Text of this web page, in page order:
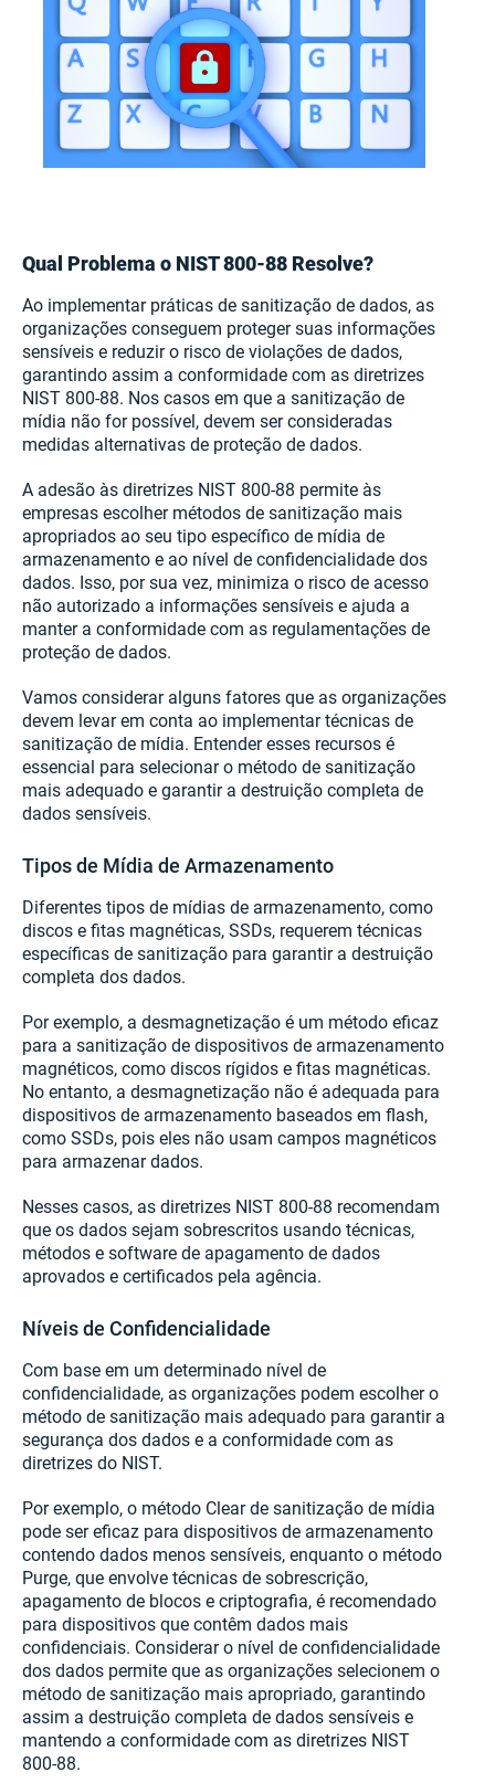
Qual Problema o NIST 800-88 Resolve?
Ao implementar práticas de sanitização de dados, as
organizações conseguem proteger suas informações
sensíveis e reduzir o risco de violações de dados,
garantindo assim a conformidade com as diretrizes
NIST 800-88. Nos casos em que a sanitização de
mídia não for possível, devem ser consideradas
medidas alternativas de proteção de dados.
A adesão às diretrizes NIST 800-88 permite às
empresas escolher métodos de sanitização mais
apropriados ao seu tipo específico de mídia de
armazenamento e ao nível de confidencialidade dos
dados. Isso, por sua vez, minimiza o risco de acesso
não autorizado a informações sensíveis e ajuda a
manter a conformidade com as regulamentações de
proteção de dados.
Vamos considerar alguns fatores que as organizações
devem levar em conta ao implementar técnicas de
sanitização de mídia. Entender esses recursos é
essencial para selecionar o método de sanitização
mais adequado e garantir a destruição completa de
dados sensíveis.
Tipos de Mídia de Armazenamento
Diferentes tipos de mídias de armazenamento, como
discos e fitas magnéticas, SSDs, requerem técnicas
específicas de sanitização para garantir a destruição
completa dos dados.
Por exemplo, a desmagnetização é um método eficaz
para a sanitização de dispositivos de armazenamento
magnéticos, como discos rígidos e fitas magnéticas.
No entanto, a desmagnetização não é adequada para
dispositivos de armazenamento baseados em flash,
como SSDs, pois eles não usam campos magnéticos
para armazenar dados.
Nesses casos, as diretrizes NIST 800-88 recomendam
que os dados sejam sobrescritos usando técnicas,
métodos e software de apagamento de dados
aprovados e certificados pela agência.
Níveis de Confidencialidade
Com base em um determinado nível de
confidencialidade, as organizações podem escolher o
método de sanitização mais adequado para garantir a
segurança dos dados e a conformidade com as
diretrizes do NIST.
Por exemplo, o método Clear de sanitização de mídia
pode ser eficaz para dispositivos de armazenamento
contendo dados menos sensíveis, enquanto o método
Purge, que envolve técnicas de sobrescrição,
apagamento de blocos e criptografia, é recomendado
para dispositivos que contêm dados mais
confidenciais. Considerar o nível de confidencialidade
dos dados permite que as organizações selecionem o
método de sanitização mais apropriado, garantindo
assim a destruição completa de dados sensíveis e
mantendo a conformidade com as diretrizes NIST
800-88.